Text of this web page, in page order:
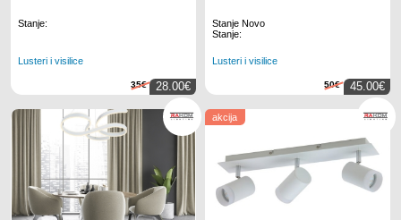
Stanje:
Lusteri i visilice
35€ 28.00€
Stanje Novo
Stanje:
Lusteri i visilice
50€ 45.00€
akcija